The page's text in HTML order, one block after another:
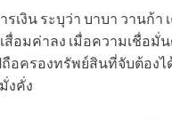
งิน ระบุว่า บาบา วานก้า
อมค่าลง เมื่อความเชื่อมั่
ครองทรัพย์สินที่จับต้องไ
งคั่ง